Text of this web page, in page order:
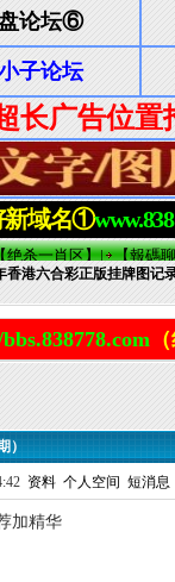
香港六合彩正版挂牌图记
）
资料 个人空间 短消息
加精华